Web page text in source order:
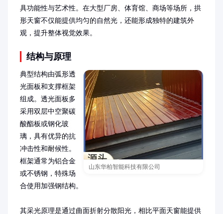
具功能性与艺术性。在大型厂房、体育馆、商场等场所，拱
形天窗不仅能提供均匀的自然光，还能形成独特的建筑外
观，提升整体视觉效果。
结构与原理
山东华柏智能科技有限公司
典型结构由弧形透
光面板和支撑框架
组成。透光面板多
采用双层中空聚碳
酸酯板或钢化玻
璃，具有优异的抗
冲击性和耐候性。
框架通常为铝合金
或不锈钢，特殊场
合使用加强钢结构。
其采光原理是通过曲面折射分散阳光，相比平面天窗能提供